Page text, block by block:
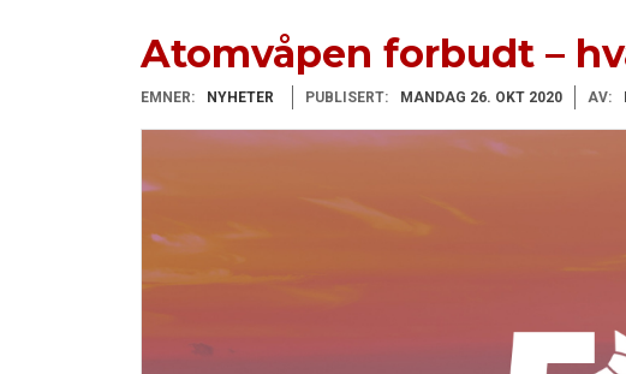
Atomvåpen forbudt –
EMNER: NYHETER PUBLISERT: MANDAG 26. OKT 2020 AV: